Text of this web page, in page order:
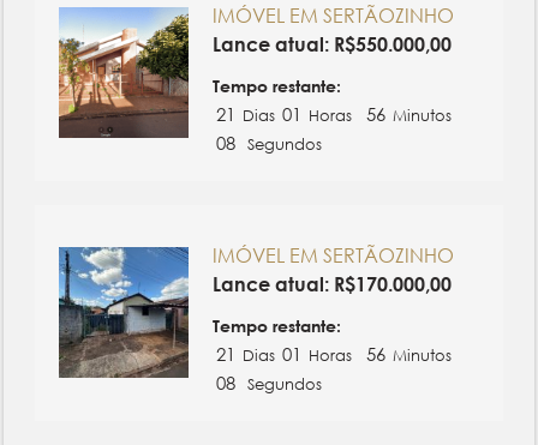
IMÓVEL EM SERTÃOZINHO
Lance atual: R$550.000,00
Tempo restante:
21 Dias 01 Horas 56 Minutos
08 Segundos
IMÓVEL EM SERTÃOZINHO
Lance atual: R$170.000,00
Tempo restante:
21 Dias 01 Horas 56 Minutos
08 Segundos